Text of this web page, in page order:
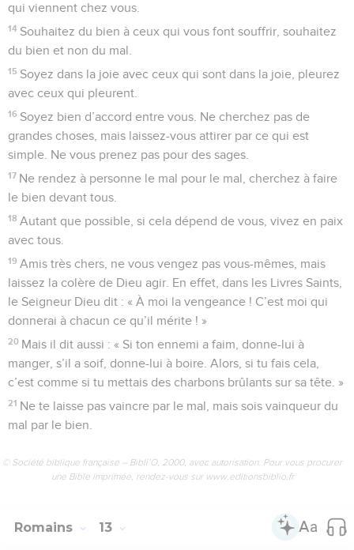
qui viennent chez vous.
14 Souhaitez du bien à ceux qui vous font souffrir, souhaitez
du bien et non du mal.
15 Soyez dans la joie avec ceux qui sont dans la joie, pleurez
avec ceux qui pleurent.
16 Soyez bien d’accord entre vous. Ne cherchez pas de
grandes choses, mais laissez-vous attirer par ce qui est
simple. Ne vous prenez pas pour des sages.
17 Ne rendez à personne le mal pour le mal, cherchez à faire
le bien devant tous.
18 Autant que possible, si cela dépend de vous, vivez en paix
avec tous.
19 Amis très chers, ne vous vengez pas vous-mêmes, mais
laissez la colère de Dieu agir. En effet, dans les Livres Saints,
le Seigneur Dieu dit : « À moi la vengeance ! C’est moi qui
donnerai à chacun ce qu’il mérite ! »
20 Mais il dit aussi : « Si ton ennemi a faim, donne-lui à
manger, s’il a soif, donne-lui à boire. Alors, si tu fais cela,
c’est comme si tu mettais des charbons brûlants sur sa tête. »
21 Ne te laisse pas vaincre par le mal, mais sois vainqueur du
mal par le bien.
© Société biblique française – Bibli’O, 2000, avec autorisation. Pour vous procurer
une Bible imprimée, rendez-vous sur www.editionsbiblio.fr
Romains 13